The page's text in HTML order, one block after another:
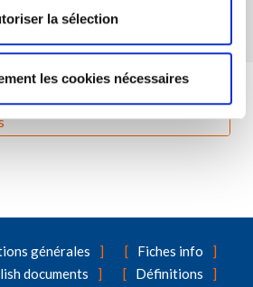
la sélection
les cookies nécessaires
si vous souhaitez davantage
générales
Fiches info
documents
Définitions